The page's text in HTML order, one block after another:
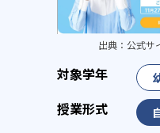
出典： 公式サ